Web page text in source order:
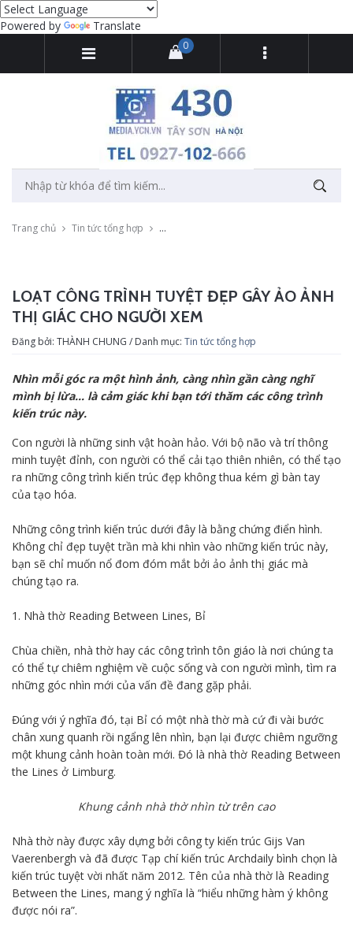
Powered by Translate
0
Trang chủ Tin tức tổng hợp Loạt công trình tuyệt đẹp gây ảo ảnh thị
LOẠT CÔNG TRÌNH TUYỆT ĐẸP GÂY ẢO ẢNH
THỊ GIÁC CHO NGƯỜI XEM
Đăng bởi: THÀNH CHUNG / Danh mục: Tin tức tổng hợp
Nhìn mỗi góc ra một hình ảnh, càng nhìn gần càng nghĩ
mình bị lừa… là cảm giác khi bạn tới thăm các công trình
kiến trúc này.
Con người là những sinh vật hoàn hảo. Với bộ não và trí thông
minh tuyệt đỉnh, con người có thể cải tạo thiên nhiên, có thể tạo
ra những công trình kiến trúc đẹp không thua kém gì bàn tay
của tạo hóa.
Những công trình kiến trúc dưới đây là bằng chứng điển hình.
Không chỉ đẹp tuyệt trần mà khi nhìn vào những kiến trúc này,
bạn sẽ chỉ muốn nổ đom đóm mắt bởi ảo ảnh thị giác mà
chúng tạo ra.
1. Nhà thờ Reading Between Lines, Bỉ
Chùa chiền, nhà thờ hay các công trình tôn giáo là nơi chúng ta
có thể tự chiêm nghiệm về cuộc sống và con người mình, tìm ra
những góc nhìn mới của vấn đề đang gặp phải.
Đúng với ý nghĩa đó, tại Bỉ có một nhà thờ mà cứ đi vài bước
chân xung quanh rồi ngẩng lên nhìn, bạn lại được chiêm ngưỡng
một khung cảnh hoàn toàn mới. Đó là nhà thờ Reading Between
the Lines ở Limburg.
Khung cảnh nhà thờ nhìn từ trên cao
Nhà thờ này được xây dựng bởi công ty kiến trúc Gijs Van
Vaerenbergh và đã được Tạp chí kiến trúc Archdaily bình chọn là
kiến trúc tuyệt vời nhất năm 2012. Tên của nhà thờ là Reading
Between the Lines, mang ý nghĩa là “hiểu những hàm ý không
được nói ra”.